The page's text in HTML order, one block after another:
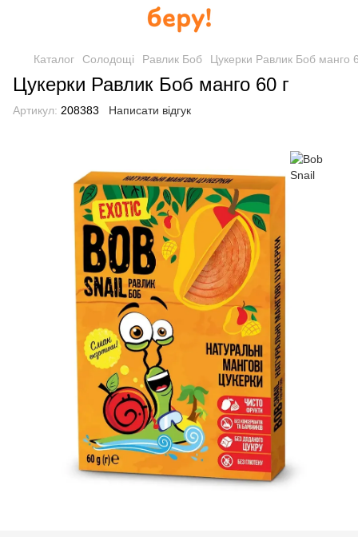
Каталог Солодощі Равлик Боб Цукерки Равлик Боб манго
Цукерки Равлик Боб манго 60 г
Артикул: 208383 Написати відгук